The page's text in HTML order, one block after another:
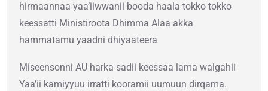
hirmaannaa yaa’iiwwanii booda haala tokko tokko
keessatti Ministiroota Dhimma Alaa akka
hammatamu yaadni dhiyaateera
Miseensonni AU harka sadii keessaa lama walgahii
Yaa’ii kamiyyuu irratti kooramii uumuun dirqama.